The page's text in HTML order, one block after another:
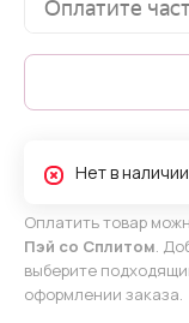
Нет в наличии
Оплатить товар
Пэй со Сплитом.
выберите
оформлении заказа.